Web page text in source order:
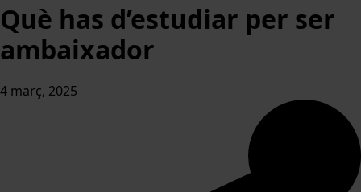
Què has d’estudiar per ser
ambaixador
4 març, 2025